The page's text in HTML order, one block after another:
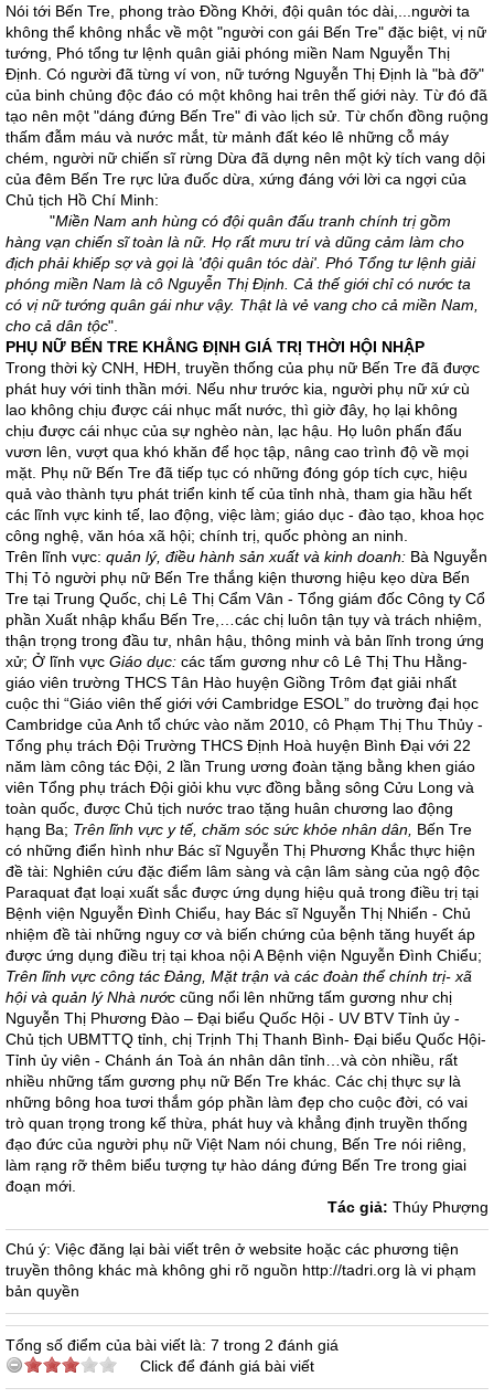
Nói tới Bến Tre, phong trào Đồng Khởi, đội quân tóc dài,...người ta
không thể không nhắc về một "người con gái Bến Tre" đặc biệt, vị nữ
tướng, Phó tổng tư lệnh quân giải phóng miền Nam Nguyễn Thị
Định. Có người đã từng ví von, nữ tướng Nguyễn Thị Định là "bà đỡ"
của binh chủng độc đáo có một không hai trên thế giới này. Từ đó đã
tạo nên một "dáng đứng Bến Tre" đi vào lịch sử. Từ chốn đồng ruộng
thấm đẫm máu và nước mắt, từ mảnh đất kéo lê những cỗ máy
chém, người nữ chiến sĩ rừng Dừa đã dựng nên một kỳ tích vang dội
của đêm Bến Tre rực lửa đuốc dừa, xứng đáng với lời ca ngợi của
Chủ tịch Hồ Chí Minh:
"Miền Nam anh hùng có đội quân đấu tranh chính trị gồm
hàng vạn chiến sĩ toàn là nữ. Họ rất mưu trí và dũng cảm làm cho
địch phải khiếp sợ và gọi là 'đội quân tóc dài'. Phó Tổng tư lệnh giải
phóng miền Nam là cô Nguyễn Thị Định. Cả thế giới chỉ có nước ta
có vị nữ tướng quân gái như vậy. Thật là vẻ vang cho cả miền Nam,
cho cả dân tộc".
PHỤ NỮ BẾN TRE KHẲNG ĐỊNH GIÁ TRỊ THỜI HỘI NHẬP
Trong thời kỳ CNH, HĐH, truyền thống của phụ nữ Bến Tre đã được
phát huy với tinh thần mới. Nếu như trước kia, người phụ nữ xứ cù
lao không chịu được cái nhục mất nước, thì giờ đây, họ lại không
chịu được cái nhục của sự nghèo nàn, lạc hậu. Họ luôn phấn đấu
vươn lên, vượt qua khó khăn để học tập, nâng cao trình độ về mọi
mặt. Phụ nữ Bến Tre đã tiếp tục có những đóng góp tích cực, hiệu
quả vào thành tựu phát triển kinh tế của tỉnh nhà, tham gia hầu hết
các lĩnh vực kinh tế, lao động, việc làm; giáo dục - đào tạo, khoa học
công nghệ, văn hóa xã hội; chính trị, quốc phòng an ninh.
Trên lĩnh vực: quản lý, điều hành sản xuất và kinh doanh: Bà Nguyễn
Thị Tỏ người phụ nữ Bến Tre thắng kiện thương hiệu kẹo dừa Bến
Tre tại Trung Quốc, chị Lê Thị Cẩm Vân - Tổng giám đốc Công ty Cổ
phần Xuất nhập khẩu Bến Tre,…các chị luôn tận tụy và trách nhiệm,
thận trọng trong đầu tư, nhân hậu, thông minh và bản lĩnh trong ứng
xử; Ở lĩnh vực Giáo dục: các tấm gương như cô Lê Thị Thu Hằng-
giáo viên trường THCS Tân Hào huyện Giồng Trôm đạt giải nhất
cuộc thi “Giáo viên thế giới với Cambridge ESOL” do trường đại học
Cambridge của Anh tổ chức vào năm 2010, cô Phạm Thị Thu Thủy -
Tổng phụ trách Đội Trường THCS Định Hoà huyện Bình Đại với 22
năm làm công tác Đội, 2 lần Trung ương đoàn tặng bằng khen giáo
viên Tổng phụ trách Đội giỏi khu vực đồng bằng sông Cửu Long và
toàn quốc, được Chủ tịch nước trao tặng huân chương lao động
hạng Ba; Trên lĩnh vực y tế, chăm sóc sức khỏe nhân dân, Bến Tre
có những điển hình như Bác sĩ Nguyễn Thị Phương Khắc thực hiện
đề tài: Nghiên cứu đặc điểm lâm sàng và cận lâm sàng của ngộ độc
Paraquat đạt loại xuất sắc được ứng dụng hiệu quả trong điều trị tại
Bệnh viện Nguyễn Đình Chiểu, hay Bác sĩ Nguyễn Thị Nhiển - Chủ
nhiệm đề tài những nguy cơ và biến chứng của bệnh tăng huyết áp
được ứng dụng điều trị tại khoa nội A Bệnh viện Nguyễn Đình Chiểu;
Trên lĩnh vực công tác Đảng, Mặt trận và các đoàn thể chính trị- xã
hội và quản lý Nhà nước cũng nổi lên những tấm gương như chị
Nguyễn Thị Phương Đào – Đại biểu Quốc Hội - UV BTV Tỉnh ủy -
Chủ tịch UBMTTQ tỉnh, chị Trịnh Thị Thanh Bình- Đại biểu Quốc Hội-
Tỉnh ủy viên - Chánh án Toà án nhân dân tỉnh…và còn nhiều, rất
nhiều những tấm gương phụ nữ Bến Tre khác. Các chị thực sự là
những bông hoa tươi thắm góp phần làm đẹp cho cuộc đời, có vai
trò quan trọng trong kế thừa, phát huy và khẳng định truyền thống
đạo đức của người phụ nữ Việt Nam nói chung, Bến Tre nói riêng,
làm rạng rỡ thêm biểu tượng tự hào dáng đứng Bến Tre trong giai
đoạn mới.
Tác giả: Thúy Phượng
Chú ý: Việc đăng lại bài viết trên ở website hoặc các phương tiện
truyền thông khác mà không ghi rõ nguồn http://tadri.org là vi phạm
bản quyền
Tổng số điểm của bài viết là: 7 trong 2 đánh giá
Click để đánh giá bài viết